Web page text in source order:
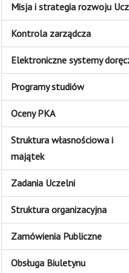
Misja i strategia rozwoju
Kontrola zarządcza
Elektroniczne systemy
Programy studiów
Oceny PKA
Struktura własnościowa i
majątek
Zadania Uczelni
Struktura organizacyjna
Zamówienia Publiczne
Obsługa Biuletynu